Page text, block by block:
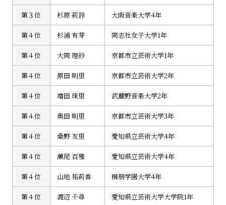
第３位 杉原 莉鈴 大阪音楽大学4年
第４位 杉浦 有芽 同志社女子大学1年
第４位 大同 理紗 京都市立芸術大学1年
第４位 原田 明里 京都市立芸術大学2年
第４位 増田 珠里 武蔵野音楽大学2年
第４位 奥田 明里 京都市立芸術大学3年
第４位 桑野 友里 愛知県立芸術大学4年
第４位 瀬尾 百雅 愛知県立芸術大学4年
第４位 山地 祐莉香 桐朋学園大学4年
第４位 渡辺 千尋 愛知県立芸術大学大学院1年